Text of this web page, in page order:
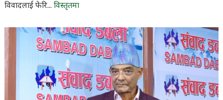
विवादलाई फेरि... विस्तृतमा